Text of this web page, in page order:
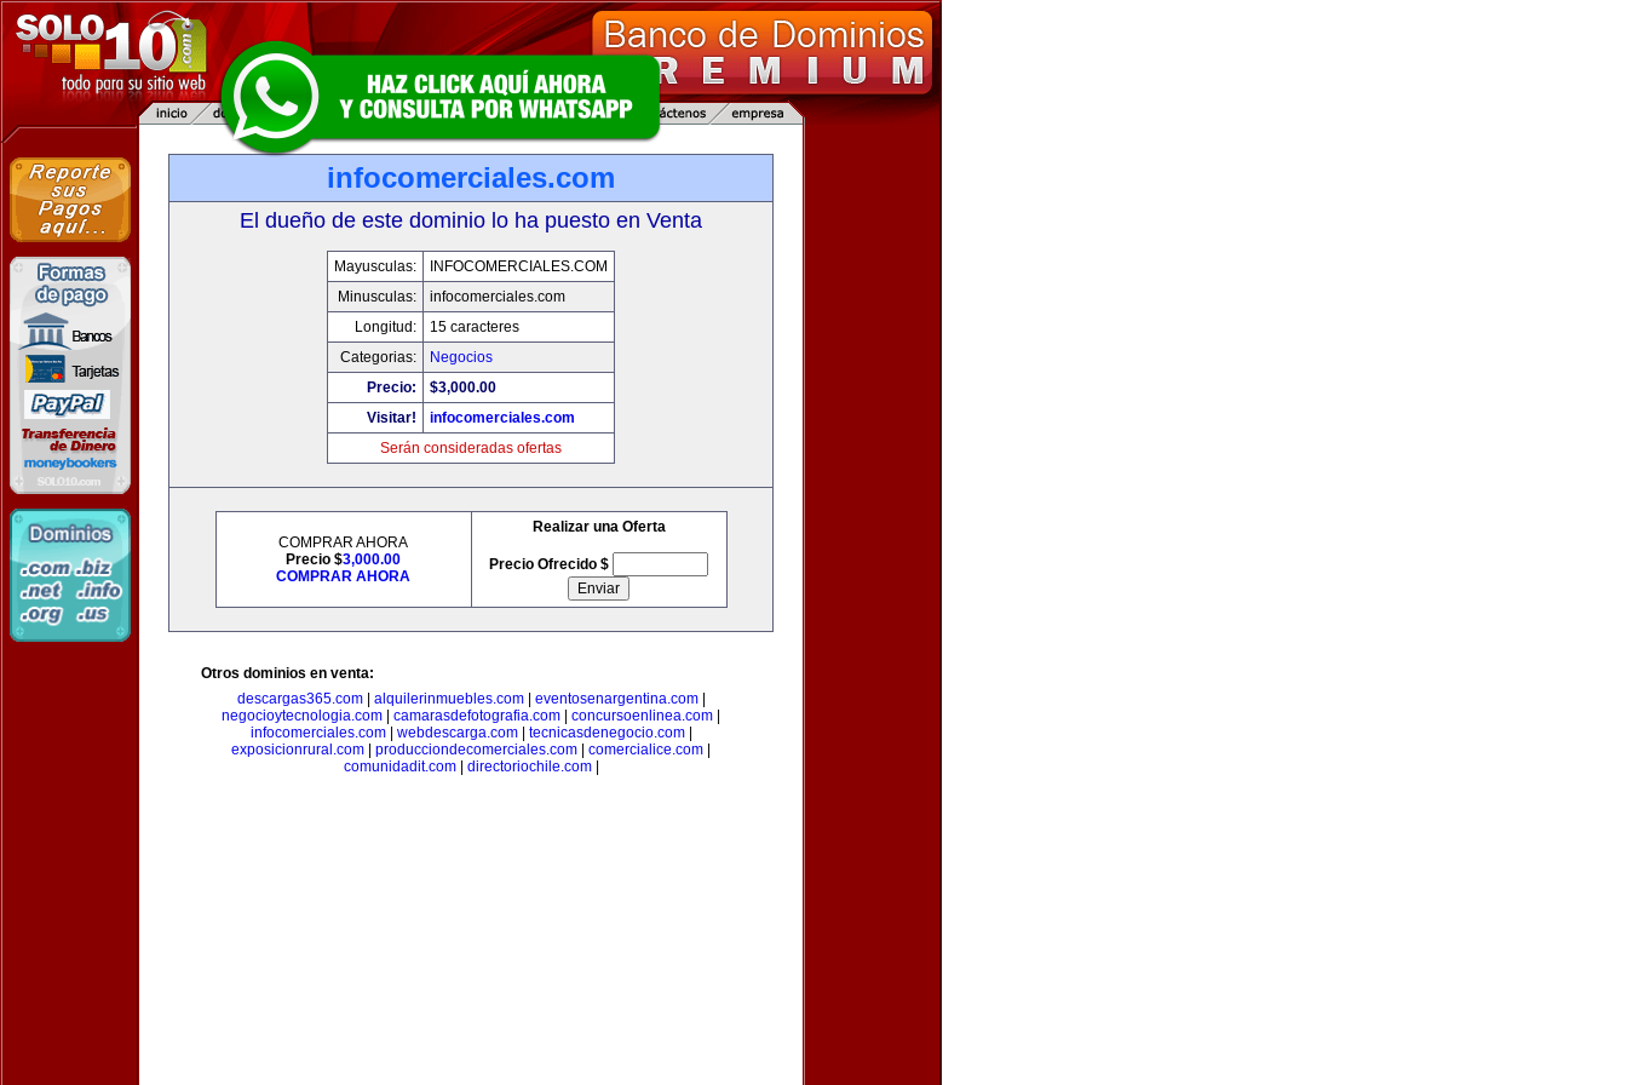
infocomerciales.com
El dueño de este dominio lo ha puesto en Venta
Mayusculas:
INFOCOMERCIALES.COM
Minusculas:
infocomerciales.com
Longitud:
15 caracteres
Categorias:
Negocios
Precio:
$3,000.00
Visitar!
infocomerciales.com
Serán consideradas ofertas
COMPRAR AHORA
Precio $3,000.00
COMPRAR AHORA
Realizar una Oferta
Precio Ofrecido $
Otros dominios en venta:
descargas365.com| alquilerinmuebles.com| eventosenargentina.com|
negocioytecnologia.com
camarasdefotografia.com concursoenlinea.com
infocomerciales.com| webdescarga.com| tecnicasdenegocio.com|
exposicionrural.com
producciondecomerciales.com comercialice.com
comunidadit.com| directoriochile.com|